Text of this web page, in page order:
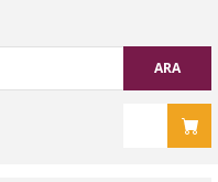
ARA